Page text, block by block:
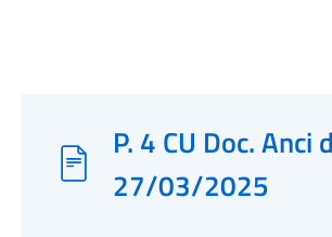
P. 4 CU Doc. Anci
27/03/2025